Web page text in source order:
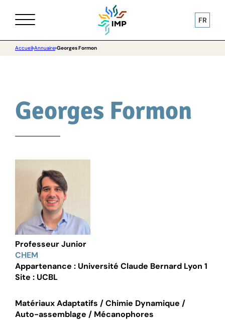
FR
Accueil Annuaire Georges Formon
Georges Formon
Professeur Junior
CHEM
Appartenance : Université Claude Bernard Lyon 1
Site : UCBL
Matériaux Adaptatifs / Chimie Dynamique /
Auto-assemblage / Mécanophores